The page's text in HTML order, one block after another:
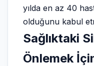
yılda en az 40
olduğunu kabul
Sağlıktaki
Önlemek